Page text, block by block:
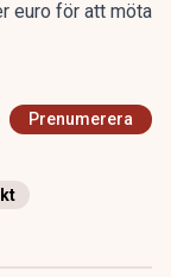
euro för att möta
Prenumerera